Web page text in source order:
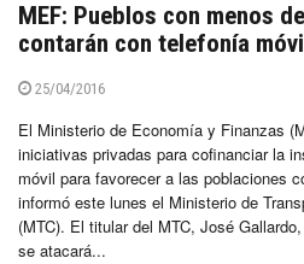
MEF: Pueblos con menos
contarán con telefonía
25/04/2016
El Ministerio de Economía y Finanzas
iniciativas privadas para cofinanciar la
móvil para favorecer a las poblaciones
informó este lunes el Ministerio de
(MTC). El titular del MTC, José
se atacará...